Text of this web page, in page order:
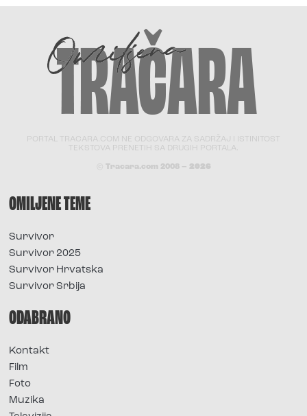
PORTAL TRACARA.COM NE ODGOVARA ZA SADRŽAJ I ISTINITOST
TEKSTOVA PRENETIH SA DRUGIH PORTALA.
© Tracara.com 2008 – 2026
OMILJENE TEME
Survivor
Survivor 2025
Survivor Hrvatska
Survivor Srbija
ODABRANO
Kontakt
Film
Foto
Muzika